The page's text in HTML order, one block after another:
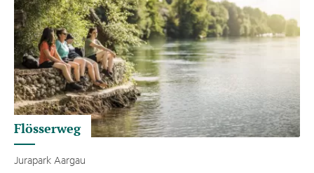
Flösserweg
Jurapark Aargau